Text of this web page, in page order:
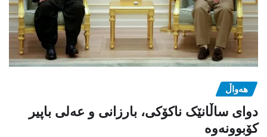
هەواڵ
دوای ساڵانێک ناکۆکی، بارزانی و عەلی باپیر
کۆبوونەوە